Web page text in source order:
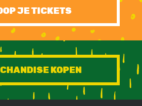
JE TICKETS
KOPEN